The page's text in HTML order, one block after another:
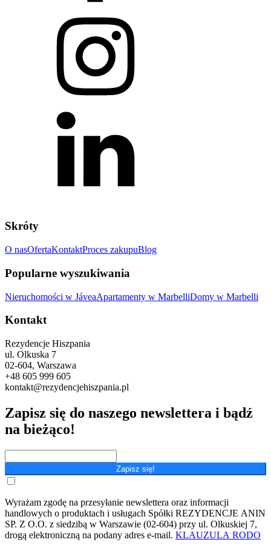
Skróty
O nasOfertaKontaktProces zakupuBlog
Popularne wyszukiwania
Nieruchomości w JáveaApartamenty w MarbelliDomy w Marbelli
Kontakt
Rezydencje Hiszpania
ul. Olkuska 7
02-604, Warszawa
+48 605 999 605
kontakt@rezydencjehiszpania.pl
Zapisz się do naszego newslettera i bądź
na bieżąco!
Zapisz się!
Wyrażam zgodę na przesyłanie newslettera oraz informacji
handlowych o produktach i usługach Spółki REZYDENCJE ANIN
SP. Z O.O. z siedzibą w Warszawie (02-604) przy ul. Olkuskiej 7,
drogą elektroniczną na podany adres e-mail. KLAUZULA RODO